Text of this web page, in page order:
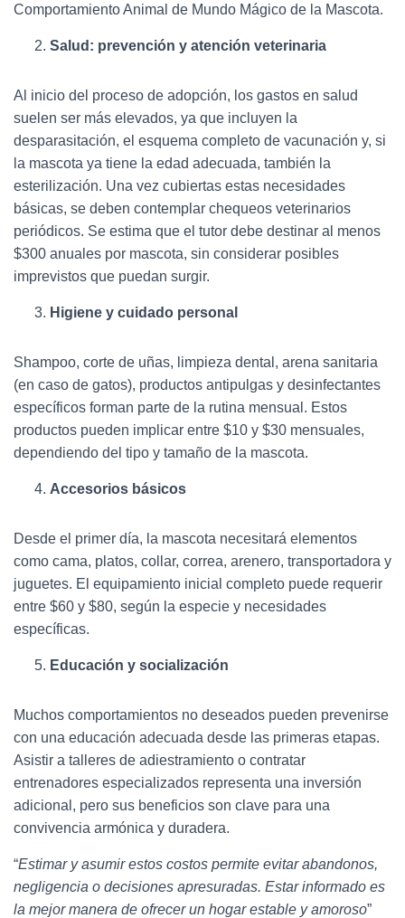
Comportamiento Animal de Mundo Mágico de la Mascota.
Salud: prevención y atención veterinaria
Al inicio del proceso de adopción, los gastos en salud
suelen ser más elevados, ya que incluyen la
desparasitación, el esquema completo de vacunación y, si
la mascota ya tiene la edad adecuada, también la
esterilización. Una vez cubiertas estas necesidades
básicas, se deben contemplar chequeos veterinarios
periódicos. Se estima que el tutor debe destinar al menos
$300 anuales por mascota, sin considerar posibles
imprevistos que puedan surgir.
Higiene y cuidado personal
Shampoo, corte de uñas, limpieza dental, arena sanitaria
(en caso de gatos), productos antipulgas y desinfectantes
específicos forman parte de la rutina mensual. Estos
productos pueden implicar entre $10 y $30 mensuales,
dependiendo del tipo y tamaño de la mascota.
Accesorios básicos
Desde el primer día, la mascota necesitará elementos
como cama, platos, collar, correa, arenero, transportadora y
juguetes. El equipamiento inicial completo puede requerir
entre $60 y $80, según la especie y necesidades
específicas.
Educación y socialización
Muchos comportamientos no deseados pueden prevenirse
con una educación adecuada desde las primeras etapas.
Asistir a talleres de adiestramiento o contratar
entrenadores especializados representa una inversión
adicional, pero sus beneficios son clave para una
convivencia armónica y duradera.
“Estimar y asumir estos costos permite evitar abandonos,
negligencia o decisiones apresuradas. Estar informado es
la mejor manera de ofrecer un hogar estable y amoroso”